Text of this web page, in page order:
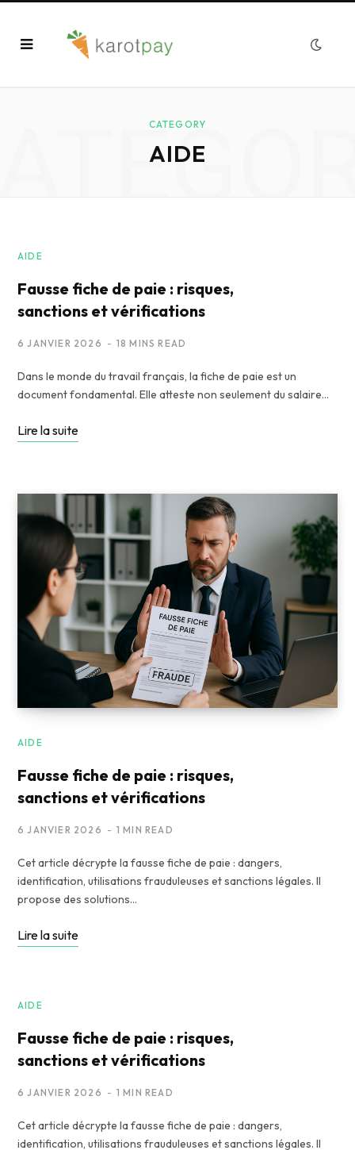
CATEGORY
AIDE
AIDE
Fausse fiche de paie : risques,
sanctions et vérifications
6 JANVIER 2026 18 MINS READ
Dans le monde du travail français, la fiche de paie est un
document fondamental. Elle atteste non seulement du salaire…
Lire la suite
AIDE
Fausse fiche de paie : risques,
sanctions et vérifications
6 JANVIER 2026 1 MIN READ
Cet article décrypte la fausse fiche de paie : dangers,
identification, utilisations frauduleuses et sanctions légales. Il
propose des solutions…
Lire la suite
AIDE
Fausse fiche de paie : risques,
sanctions et vérifications
6 JANVIER 2026 1 MIN READ
Cet article décrypte la fausse fiche de paie : dangers,
identification, utilisations frauduleuses et sanctions légales. Il